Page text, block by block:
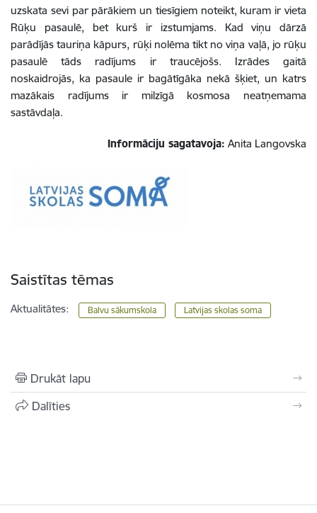
uzskata sevi par pārākiem un tiesīgiem noteikt, kuram ir vieta
Rūķu pasaulē, bet kurš ir izstumjams. Kad viņu dārzā
parādījās tauriņa kāpurs, rūķi nolēma tikt no viņa vaļā, jo rūķu
pasaulē tāds radījums ir traucējošs. Izrādes gaitā
noskaidrojās, ka pasaule ir bagātīgāka nekā šķiet, un katrs
mazākais radījums ir milzīgā kosmosa neatņemama
sastāvdaļa.
Informāciju sagatavoja: Anita Langovska
Saistītas tēmas
Aktualitātes: Balvu sākumskola Latvijas skolas soma
Drukāt lapu
Dalīties